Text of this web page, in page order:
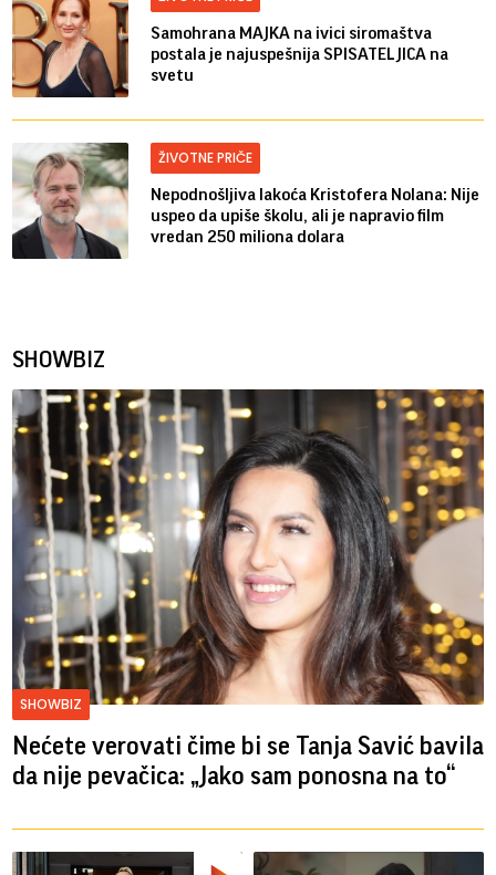
Samohrana MAJKA na ivici siromaštva
postala je najuspešnija SPISATELJICA na
svetu
ŽIVOTNE PRIČE
Nepodnošljiva lakoća Kristofera Nolana: Nije
uspeo da upiše školu, ali je napravio film
vredan 250 miliona dolara
SHOWBIZ
SHOWBIZ
Nećete verovati čime bi se Tanja Savić bavila
da nije pevačica: „Jako sam ponosna na to“